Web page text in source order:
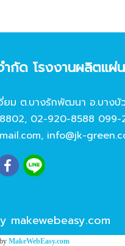
กัด โรงงานผลิตแผ่
ม ต.บางรักพัฒนา อ.บางบัว
, 02-920-8588 099-
, info@jk-
makewebeasy.com
MakeWebEasy.com